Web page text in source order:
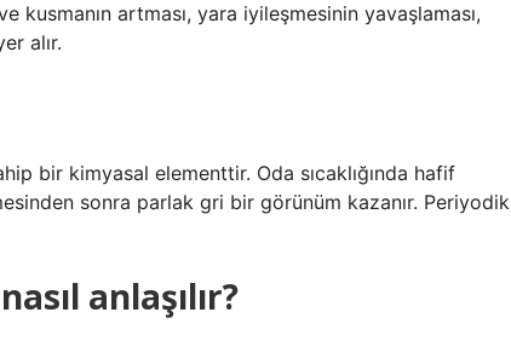
kusmanın artması, yara iyileşmesinin yavaşlaması,
alır.
bir kimyasal elementtir. Oda sıcaklığında hafif
sonra parlak gri bir görünüm kazanır. Periyodik
anlaşılır?